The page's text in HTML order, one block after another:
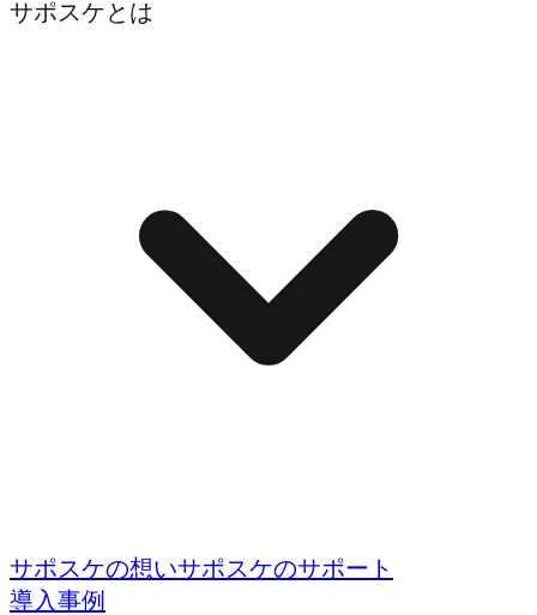
サポスケとは
サポスケの想いサポスケのサポート
導入事例